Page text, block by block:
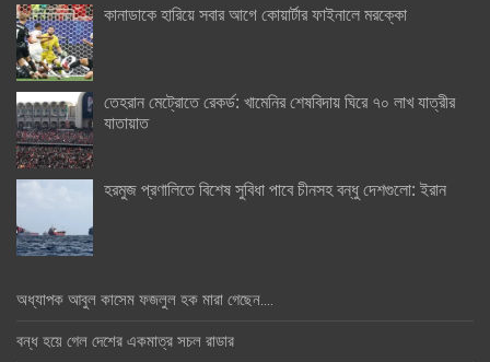
কানাডাকে হারিয়ে সবার আগে কোয়ার্টার ফাইনালে মরক্কো
তেহরান মেট্রোতে রেকর্ড: খামেনির শেষবিদায় ঘিরে ৭০ লাখ যাত্রীর
যাতায়াত
হরমুজ প্রণালিতে বিশেষ সুবিধা পাবে চীনসহ বন্ধু দেশগুলো: ইরান
অধ্যাপক আবুল কাসেম ফজলুল হক মারা গেছেন….
বন্ধ হয়ে গেল দেশের একমাত্র সচল রাডার